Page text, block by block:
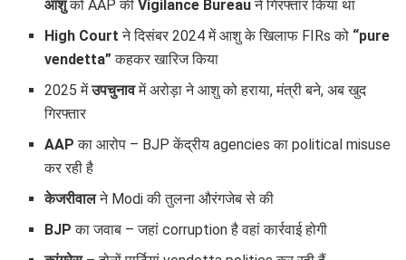
आशुको AAP कीVigilance Bureauने गिरफ्तार किया था
High Court ने दिसंबर 2024 में आशु के खिलाफ FIRs को “pure
vendetta” कहकर खारिज किया
2025 मेंउपचुनावमें अरोड़ा ने आशु को हराया, मंत्री बने, अब खुद
गिरफ्तार
AAP का आरोप – BJP केंद्रीय agencies का political misuse
कर रही है
केजरीवालने Modi की तुलना औरंगजेब से की
BJP का जवाब – जहां corruption है वहां कार्रवाई होगी